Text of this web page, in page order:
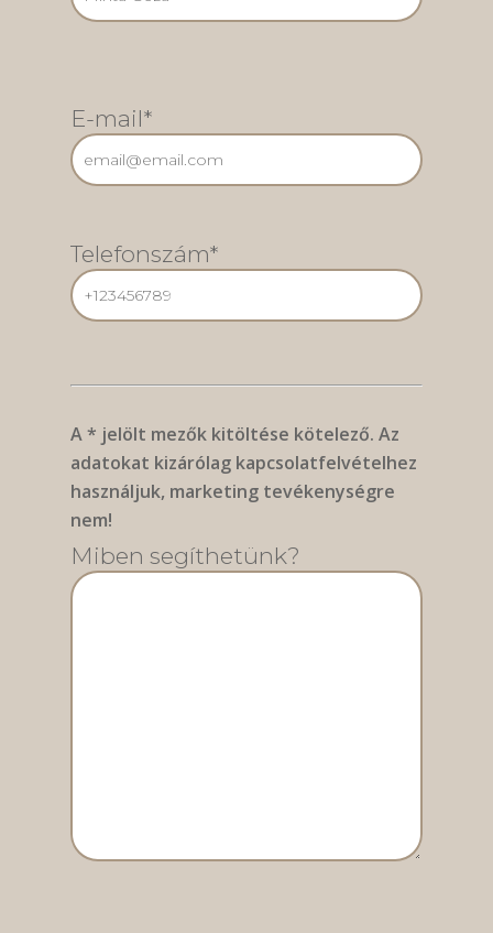
E-mail*
Telefonszám*
A * jelölt mezők kitöltése kötelező. Az
adatokat kizárólag kapcsolatfelvételhez
használjuk, marketing tevékenységre
nem!
Miben segíthetünk?